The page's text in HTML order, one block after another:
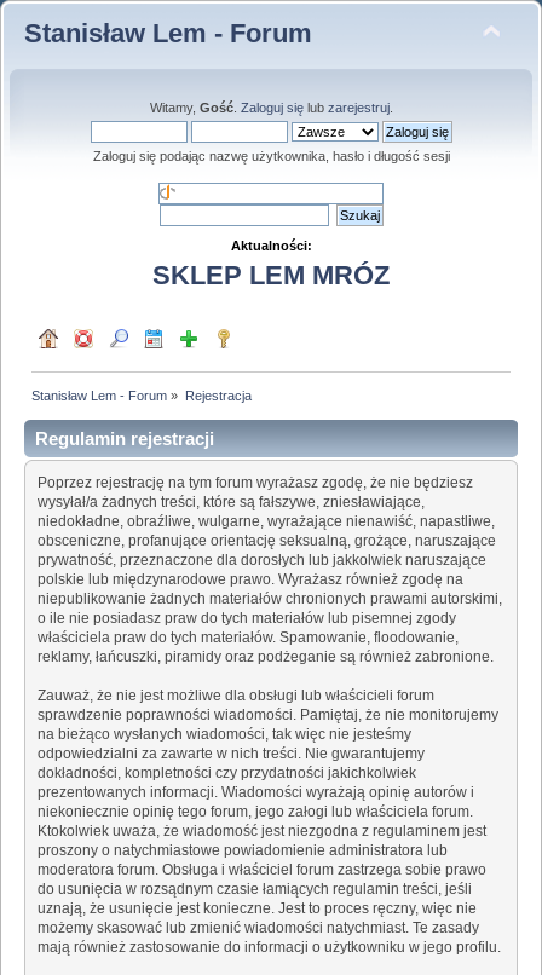
Stanisław Lem - Forum
Witamy, Gość. Zaloguj sięlub zarejestruj.
Zaloguj się podając nazwę użytkownika, hasło i długość sesji
Aktualności:
SKLEP LEM MRÓZ
Stanisław Lem - Forum » Rejestracja
Regulamin rejestracji
Poprzez rejestrację na tym forum wyrażasz zgodę, że nie będziesz
wysyłał/a żadnych treści, które są fałszywe, zniesławiające,
niedokładne, obraźliwe, wulgarne, wyrażające nienawiść, napastliwe,
obsceniczne, profanujące orientację seksualną, grożące, naruszające
prywatność, przeznaczone dla dorosłych lub jakkolwiek naruszające
polskie lub międzynarodowe prawo. Wyrażasz również zgodę na
niepublikowanie żadnych materiałów chronionych prawami autorskimi,
o ile nie posiadasz praw do tych materiałów lub pisemnej zgody
właściciela praw do tych materiałów. Spamowanie, floodowanie,
reklamy, łańcuszki, piramidy oraz podżeganie są również zabronione.
Zauważ, że nie jest możliwe dla obsługi lub właścicieli forum
sprawdzenie poprawności wiadomości. Pamiętaj, że nie monitorujemy
na bieżąco wysłanych wiadomości, tak więc nie jesteśmy
odpowiedzialni za zawarte w nich treści. Nie gwarantujemy
dokładności, kompletności czy przydatności jakichkolwiek
prezentowanych informacji. Wiadomości wyrażają opinię autorów i
niekoniecznie opinię tego forum, jego załogi lub właściciela forum.
Ktokolwiek uważa, że wiadomość jest niezgodna z regulaminem jest
proszony o natychmiastowe powiadomienie administratora lub
moderatora forum. Obsługa i właściciel forum zastrzega sobie prawo
do usunięcia w rozsądnym czasie łamiących regulamin treści, jeśli
uznają, że usunięcie jest konieczne. Jest to proces ręczny, więc nie
możemy skasować lub zmienić wiadomości natychmiast. Te zasady
mają również zastosowanie do informacji o użytkowniku w jego profilu.